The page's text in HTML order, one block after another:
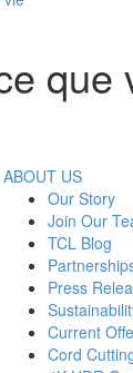
que
ABOUT US
Our Story
Join Our
TCL Blog
Press
Current
Cord